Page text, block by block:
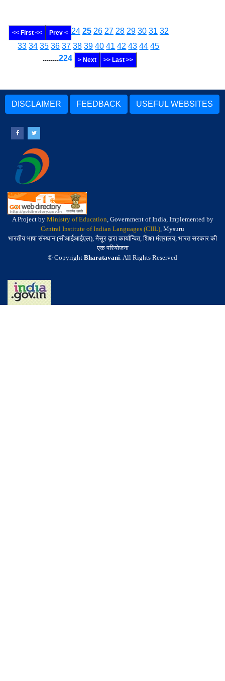
<< First << Prev < 24 25 26 27 28 29 30 31 32
33 34 35 36 37 38 39 40 41 42 43 44 45
........224 > Next >> Last >>
DISCLAIMER FEEDBACK USEFUL WEBSITES
A Project by Ministry of Education, Government of India, Implemented by
Central Institute of Indian Languages (CIIL), Mysuru
भारतीय भाषा संस्थान (सीआईआईएल), मैसूर द्वारा कार्यान्वित, शिक्षा मंत्रालय, भारत सरकार की
एक परियोजना
© Copyright Bharatavani. All Rights Reserved